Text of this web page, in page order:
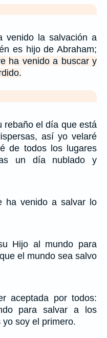
venido la salvación a
es hijo de Abraham;
ha venido a buscar y
rebaño el día que está
así yo velaré
de todos los lugares
un día nublado y
ha venido a salvar lo
Hijo al mundo para
el mundo sea salvo
aceptada por todos:
para salvar a los
soy el primero.